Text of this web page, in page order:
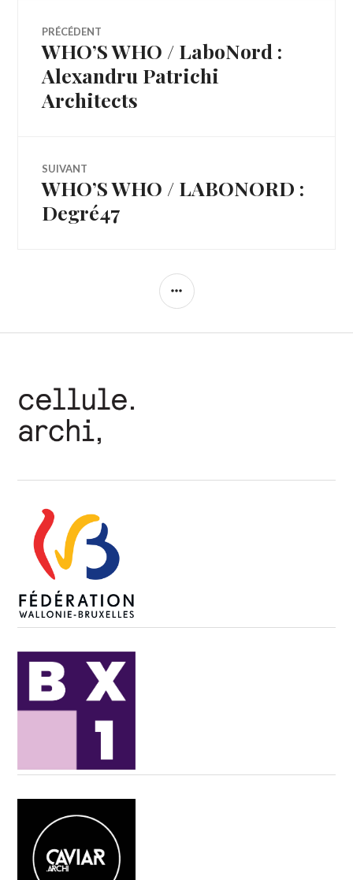
Navigation
de
l’article
PRÉCÉDENT
Article
précédent :
WHO’S WHO / LaboNord :
Alexandru Patrichi
Architects
SUIVANT
Article
WHO’S WHO / LABONORD :
Degré47
COLONNE